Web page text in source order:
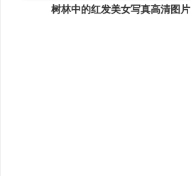
树林中的红发美女写真高清图片